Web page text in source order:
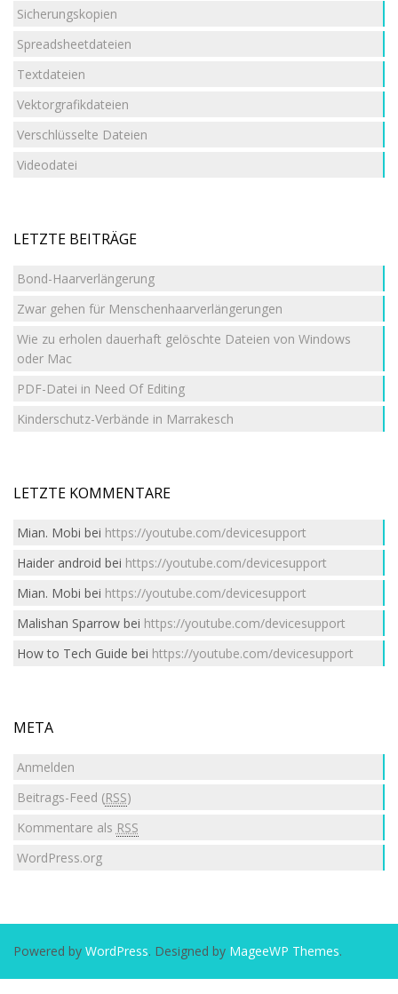
Sicherungskopien
Spreadsheetdateien
Textdateien
Vektorgrafikdateien
Verschlüsselte Dateien
Videodatei
LETZTE BEITRÄGE
Bond-Haarverlängerung
Zwar gehen für Menschenhaarverlängerungen
Wie zu erholen dauerhaft gelöschte Dateien von Windows
oder Mac
PDF-Datei in Need Of Editing
Kinderschutz-Verbände in Marrakesch
LETZTE KOMMENTARE
Mian. Mobi bei https://youtube.com/devicesupport
Haider android bei https://youtube.com/devicesupport
Mian. Mobi bei https://youtube.com/devicesupport
Malishan Sparrowbei https://youtube.com/devicesupport
How to Tech Guide bei https://youtube.com/devicesupport
META
Anmelden
Beitrags-Feed (RSS)
Kommentare als RSS
WordPress.org
Powered by WordPress. Designed by MageeWP Themes.